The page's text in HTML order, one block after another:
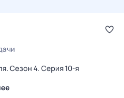
. Сезон 4. Серия 10-я